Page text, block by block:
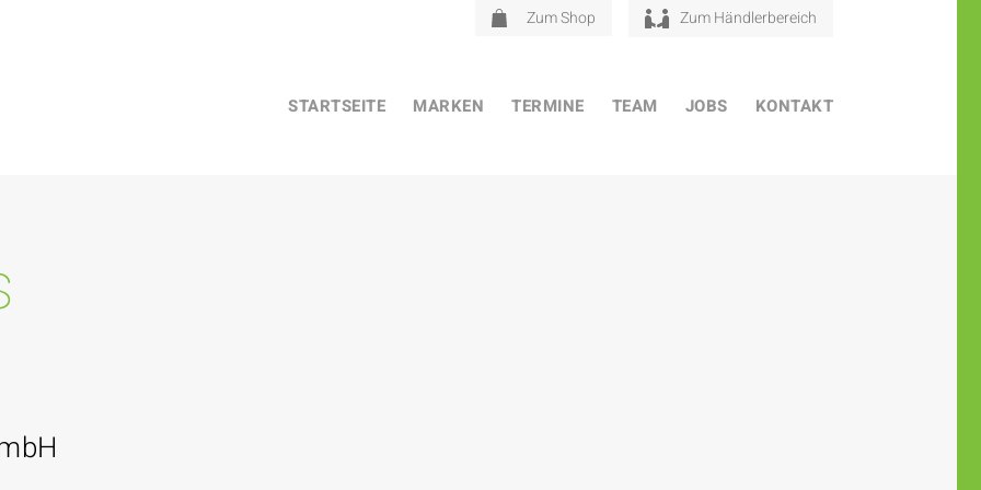
Zum Shop Zum Händlerbereich
STARTSEITE MARKEN TERMINE TEAM JOBS KONTAKT